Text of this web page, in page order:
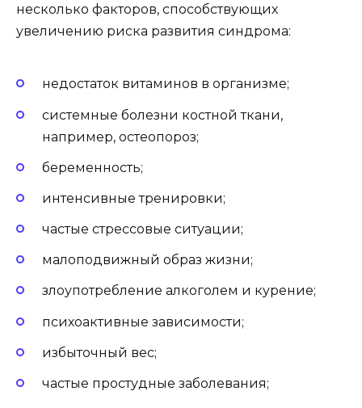
несколько факторов, способствующих
увеличению риска развития синдрома:
недостаток витаминов в организме;
системные болезни костной ткани,
например, остеопороз;
беременность;
интенсивные тренировки;
частые стрессовые ситуации;
малоподвижный образ жизни;
злоупотребление алкоголем и курение;
психоактивные зависимости;
избыточный вес;
частые простудные заболевания;